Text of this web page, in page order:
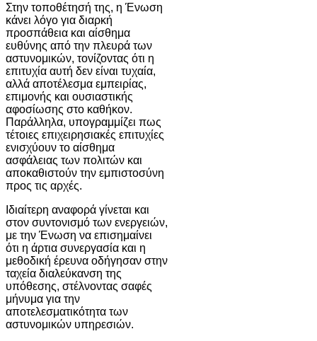
Στην τοποθέτησή της, η Ένωση
κάνει λόγο για διαρκή
προσπάθεια και αίσθημα
ευθύνης από την πλευρά των
αστυνομικών, τονίζοντας ότι η
επιτυχία αυτή δεν είναι τυχαία,
αλλά αποτέλεσμα εμπειρίας,
επιμονής και ουσιαστικής
αφοσίωσης στο καθήκον.
Παράλληλα, υπογραμμίζει πως
τέτοιες επιχειρησιακές επιτυχίες
ενισχύουν το αίσθημα
ασφάλειας των πολιτών και
αποκαθιστούν την εμπιστοσύνη
προς τις αρχές.
Ιδιαίτερη αναφορά γίνεται και
στον συντονισμό των ενεργειών,
με την Ένωση να επισημαίνει
ότι η άρτια συνεργασία και η
μεθοδική έρευνα οδήγησαν στην
ταχεία διαλεύκανση της
υπόθεσης, στέλνοντας σαφές
μήνυμα για την
αποτελεσματικότητα των
αστυνομικών υπηρεσιών.